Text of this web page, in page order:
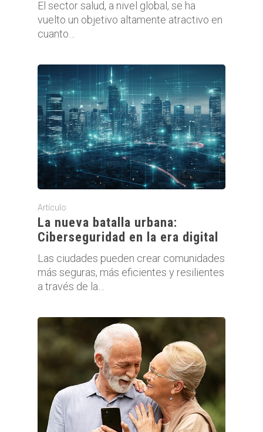
El sector salud, a nivel global, se ha
vuelto un objetivo altamente atractivo en
cuanto…
Artículo
La nueva batalla urbana:
Ciberseguridad en la era digital
Las ciudades pueden crear comunidades
más seguras, más eficientes y resilientes
a través de la…